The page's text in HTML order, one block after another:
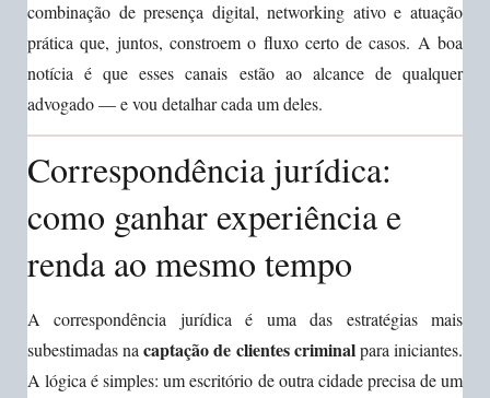
combinação de presença digital, networking ativo e atuação
prática que, juntos, constroem o fluxo certo de casos. A boa
notícia é que esses canais estão ao alcance de qualquer
advogado — e vou detalhar cada um deles.
Correspondência jurídica:
como ganhar experiência e
renda ao mesmo tempo
A correspondência jurídica é uma das estratégias mais
subestimadas nacaptação de clientes criminalpara iniciantes.
A lógica é simples: um escritório de outra cidade precisa de um